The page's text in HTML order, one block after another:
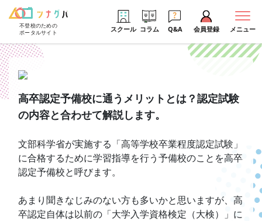
不登校のための
ポータルサイト
スクール コラム Q&A 会員登録 メニュー
高卒認定予備校に通うメリットとは？認定試験
の内容と合わせて解説します。
文部科学省が実施する「高等学校卒業程度認定試験」
に合格するために学習指導を行う予備校のことを高卒
認定予備校と呼びます。
あまり聞きなじみのない方も多いかと思いますが、高
卒認定自体は以前の「大学入学資格検定（大検）」に